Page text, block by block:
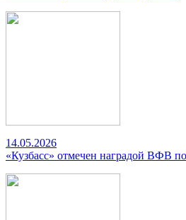
14.05.2026
«Кузбасс» отмечен наградой ВФВ